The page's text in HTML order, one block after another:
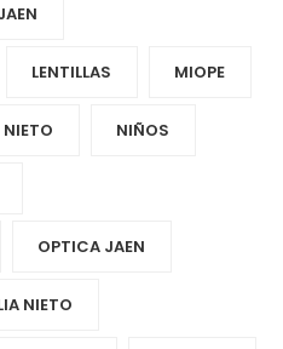
LENTILLAS MIOPE
NIETO NIÑOS
OPTICA JAEN
NIETO